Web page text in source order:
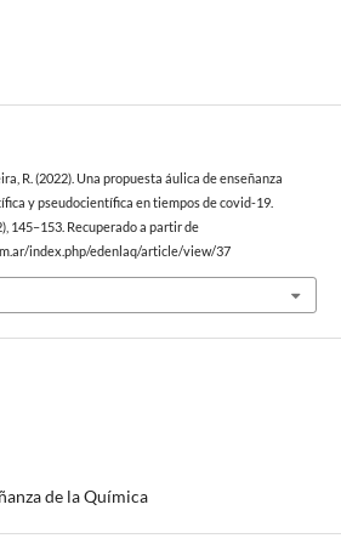
R. (2022). Una propuesta áulica de enseñanza
y pseudocientífica en tiempos de covid-19.
145–153. Recuperado a partir de
index.php/edenlaq/article/view/37
de la Química